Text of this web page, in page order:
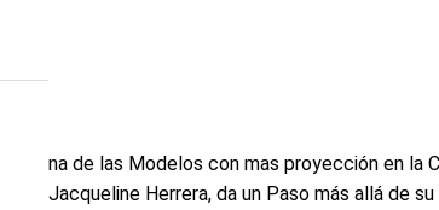
na de las Modelos con mas proyección en la
Jacqueline Herrera, da un Paso más allá de